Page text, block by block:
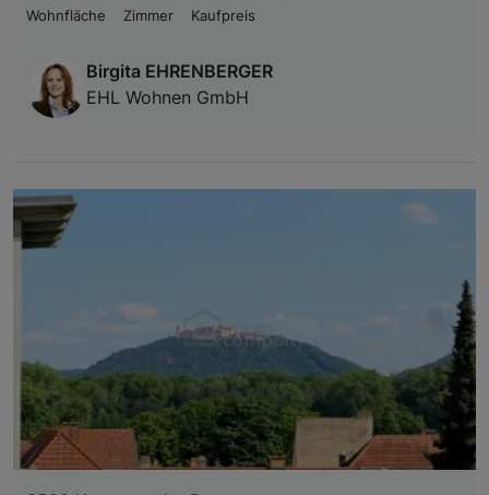
Wohnfläche
Zimmer Kaufpreis
Birgita EHRENBERGER
EHL Wohnen GmbH